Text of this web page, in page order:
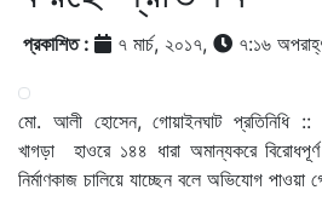
প্রকাশিত : ৭ মার্চ, ২০১৭, ৭:১৬
মো. আলী হোসেন, গোয়াইনঘাট প্রতিনিধি ::
খাগড়া হাওরে ১৪৪ ধারা অমান্যকরে
নির্মাণকাজ চালিয়ে যাচ্ছেন বলে অভিযোগ পাওয়া